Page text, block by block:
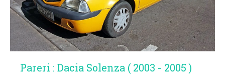
Pareri : Dacia Solenza ( 2003 - 2005 )